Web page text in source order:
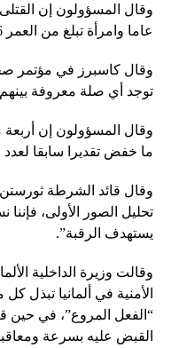
عاما وامرأة تبلغ من العمر 56 عاما.
وقال كاسبرز في مؤتمر
توجد أي صلة معروفة
وقال المسؤولون إن
ما خفض تقديرا سابقا
وقال قائد الشرطة
تحليل الصور الأولى،
يستهدف الرقبة”.
وقالت وزيرة الداخلية
الأمنية في ألمانيا
“الفعل المروع”، في حين
القبض عليه بسرعة